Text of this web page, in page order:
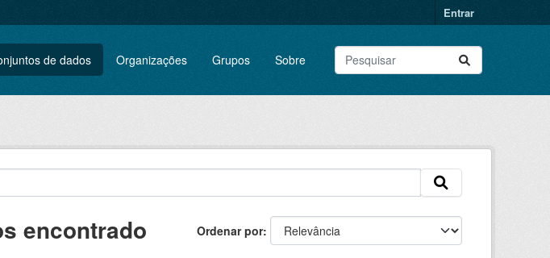
Entrar
de dados Organizações Grupos Sobre
Ordenar por
encontrado